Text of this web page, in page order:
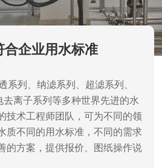
企业用水标准
系列、纳滤系列、超滤系列、
离子系列等多种世界先进的水
技术工程师团队，可为不同的领
质不同的用水标准，不同的需求
的方案，提供报价、图纸操作说